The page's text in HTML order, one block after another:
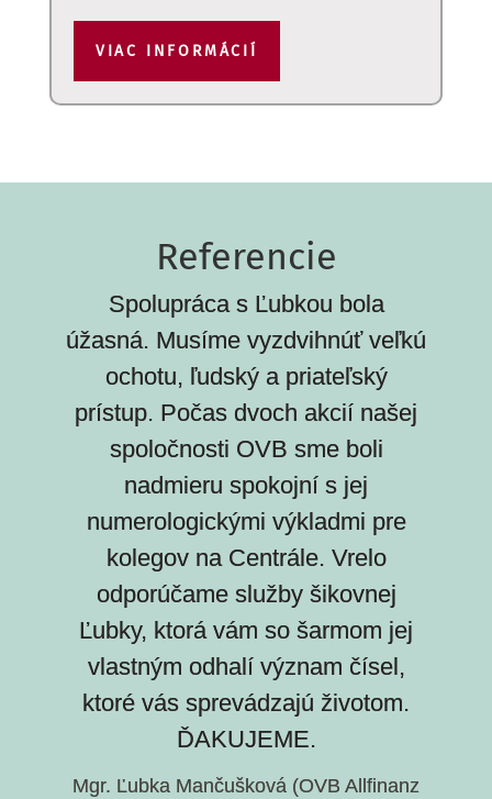
VIAC INFORMÁCIÍ
Referencie
Spolupráca s Ľubkou bola
úžasná. Musíme vyzdvihnúť veľkú
ochotu, ľudský a priateľský
prístup. Počas dvoch akcií našej
spoločnosti OVB sme boli
nadmieru spokojní s jej
numerologickými výkladmi pre
kolegov na Centrále. Vrelo
odporúčame služby šikovnej
Ľubky, ktorá vám so šarmom jej
vlastným odhalí význam čísel,
ktoré vás sprevádzajú životom.
ĎAKUJEME.
Mgr. Ľubka Mančušková (OVB Allfinanz